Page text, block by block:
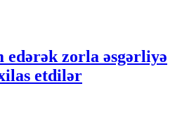
edərək zorla əsgərliyə
etdilər